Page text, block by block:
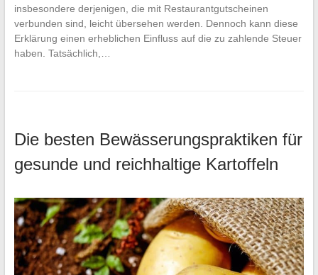
insbesondere derjenigen, die mit Restaurantgutscheinen
verbunden sind, leicht übersehen werden. Dennoch kann diese
Erklärung einen erheblichen Einfluss auf die zu zahlende Steuer
haben. Tatsächlich,…
Die besten Bewässerungspraktiken für
gesunde und reichhaltige Kartoffeln